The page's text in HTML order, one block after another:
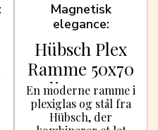
Magnetisk
elegance
Hübsch Plex
Ramme 50x70
Olivengrøn
En moderne ramme i
plexiglas og stål fra
Hübsch, der